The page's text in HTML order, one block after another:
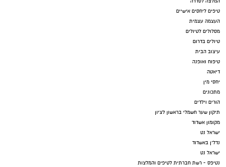
טיפים ליחסים אישיים
העצמה עצמית
מסלולים לטיולים
טיולים בדרום
עיצוב הבית
טיפוח ואופנה
דיאטה
יחסי מין
מתכונים
הורים וילדים
תיקון שער חשמלי בראשון לציון
מקומון אשדוד
ישראל נט
נדל"ן באשדוד
ישראל נט
נטיפס - רשת חברתית לטיפים והמלצות